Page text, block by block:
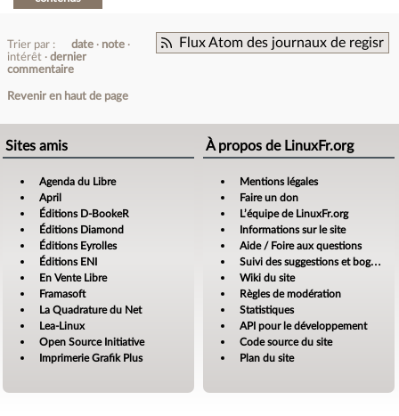
Flux Atom des journaux de regisr
Trier par : date
note
intérêt
dernier
commentaire
Revenir en haut de page
Sites amis
Agenda du Libre
April
Éditions D-BookeR
Éditions Diamond
Éditions Eyrolles
Éditions ENI
En Vente Libre
Framasoft
La Quadrature du Net
Lea-Linux
Open Source Initiative
Imprimerie Grafik Plus
À propos de LinuxFr.org
Mentions légales
Faire un don
L’équipe de LinuxFr.org
Informations sur le site
Aide / Foire aux questions
Suivi des suggestions et bogues
Wiki du site
Règles de modération
Statistiques
API pour le développement
Code source du site
Plan du site